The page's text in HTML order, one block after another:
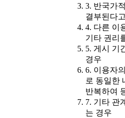
3. 반국가
결부된다
4. 다른 이
기타 권리
5. 게시 기
경우
6. 이용자
로 동일한
반복하여
7. 기타 관
는 경우